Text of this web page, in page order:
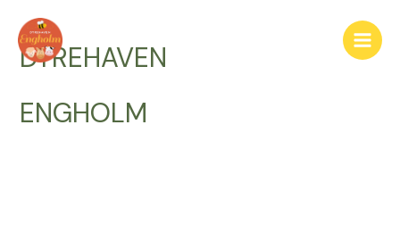
indholdet
Main
DYREHAVEN
ENGHOLM